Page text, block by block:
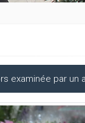
examinée par un